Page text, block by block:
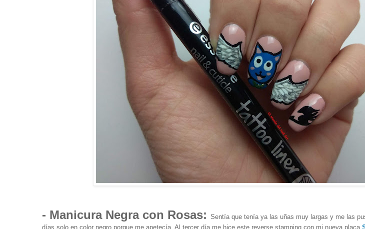
- Manicura Negra con Rosas: Sentía que tenía ya las uñas muy largas y me las
días solo en color negro porque me apetecía. Al tercer día me hice este reverse stamping con mi nueva placa